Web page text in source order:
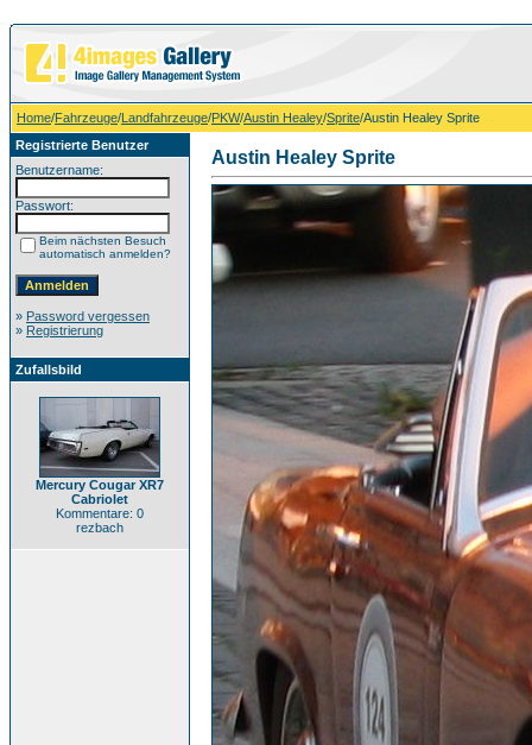
Home/Fahrzeuge/Landfahrzeuge/PKW/Austin Healey/Sprite/Austin Healey Sprite
Registrierte Benutzer
Benutzername:
Passwort:
Beim nächsten Besuch
automatisch anmelden?
» Password vergessen
» Registrierung
Zufallsbild
Mercury Cougar XR7
Cabriolet
Kommentare: 0
rezbach
Austin Healey Sprite